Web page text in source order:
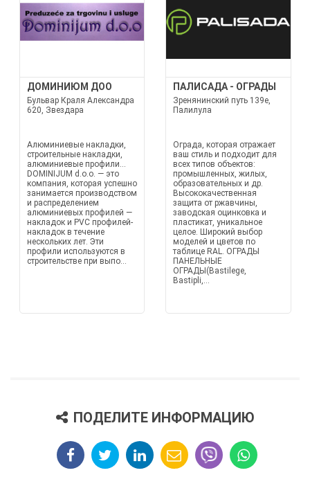
ДОМИНИЮМ ДОО
Бульвар Краля Александра
620, Звездара
Алюминиевые накладки,
строительные накладки,
алюминиевые профили...
DOMINIJUM d.o.o. — это
компания, которая успешно
занимается производством
и распределением
алюминиевых профилей —
накладок и PVC профилей-
накладок в течение
нескольких лет. Эти
профили используются в
строительстве при выпо...
ПАЛИСАДА - ОГРАДЫ
Зренянинский путь 139е,
Палилула
Ограда, которая отражает
ваш стиль и подходит для
всех типов объектов:
промышленных, жилых,
образовательных и др.
Высококачественная
защита от ржавчины,
заводская оцинковка и
пластикат, уникальное
целое. Широкий выбор
моделей и цветов по
таблице RAL. ОГРАДЫ
ПАНЕЛЬНЫЕ
ОГРАДЫ(Bastilege,
Bastipli,...
ПОДЕЛИТЕ ИНФОРМАЦИЮ